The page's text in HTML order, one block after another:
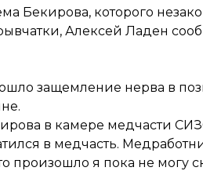
Бекирова, которого
Алексей Ладен
защемление нерва в
в камере медчасти
в медчасть.
я пока не могу